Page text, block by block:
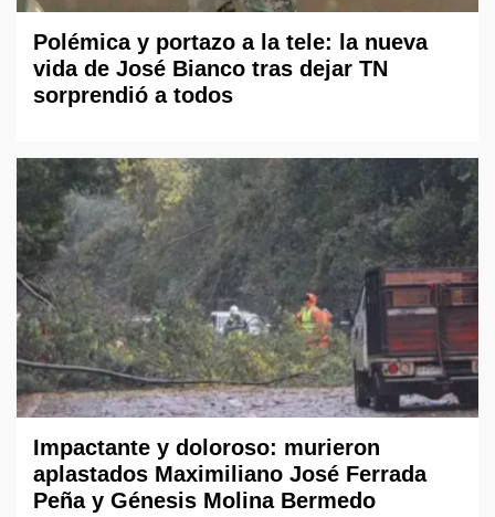
Polémica y portazo a la tele: la nueva
vida de José Bianco tras dejar TN
sorprendió a todos
Impactante y doloroso: murieron
aplastados Maximiliano José Ferrada
Peña y Génesis Molina Bermedo